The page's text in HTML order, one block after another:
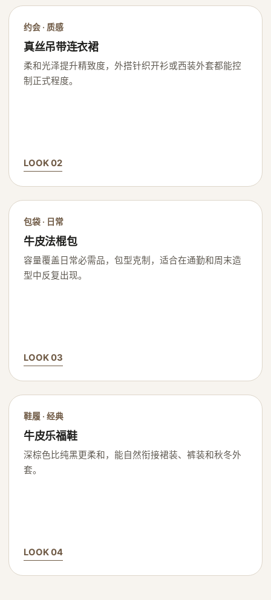
约会 · 质感
真丝吊带连衣裙
柔和光泽提升精致度，外搭针织开衫或西装外套都能控
制正式程度。
LOOK 02
包袋 · 日常
牛皮法棍包
容量覆盖日常必需品，包型克制，适合在通勤和周末造
型中反复出现。
LOOK 03
鞋履 · 经典
牛皮乐福鞋
深棕色比纯黑更柔和，能自然衔接裙装、裤装和秋冬外
套。
LOOK 04